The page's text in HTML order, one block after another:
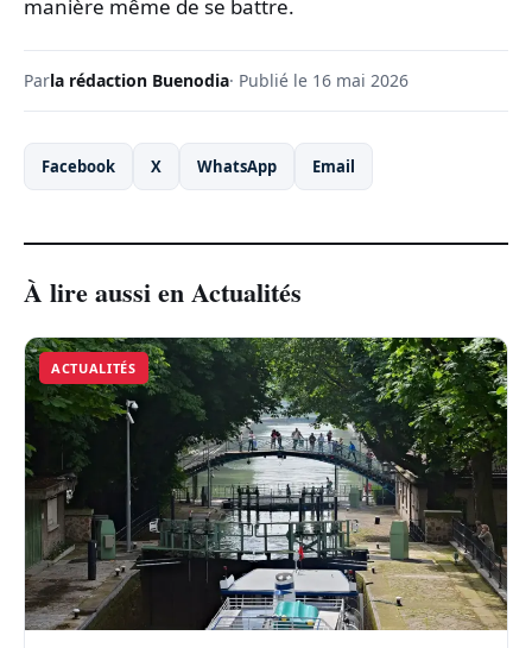
manière même de se battre.
Parla rédaction Buenodia· Publié le 16 mai 2026
Facebook X WhatsApp Email
À lire aussi en Actualités
ACTUALITÉS